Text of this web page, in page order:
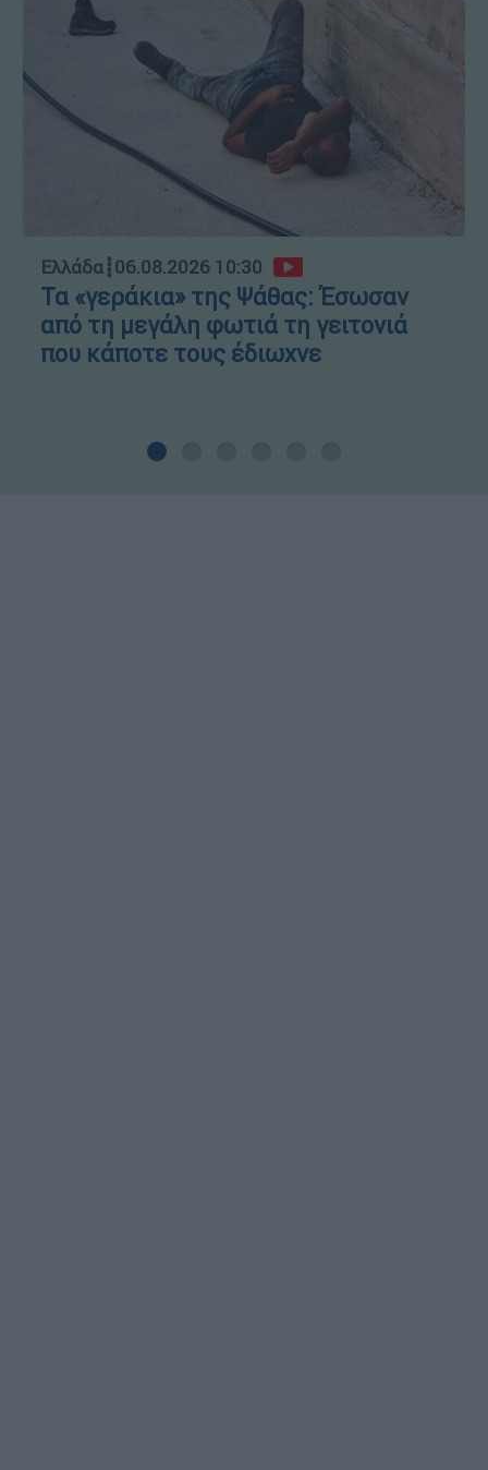
Ελλάδα┋06.08.2026 10:30
Τα «γεράκια» της Ψάθας: Έσωσαν
από τη μεγάλη φωτιά τη γειτονιά
που κάποτε τους έδιωχνε